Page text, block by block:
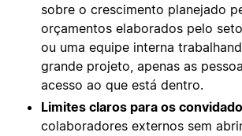
sobre o crescimento planejado
orçamentos elaborados pelo
ou uma equipe interna
grande projeto, apenas as
acesso ao que está dentro.
Limites claros para os
colaboradores externos sem